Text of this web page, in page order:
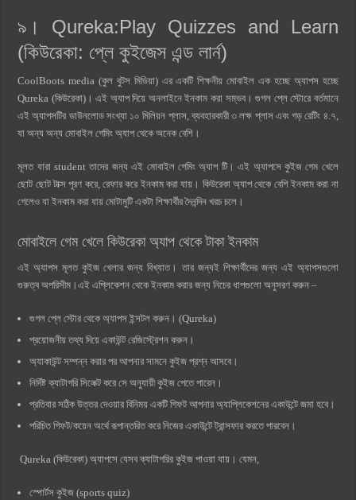
৯। Qureka:Play Quizzes and Learn
(কিউরেকা: প্লে কুইজেস এন্ড লার্ন)
CoolBoots media (কুল বুটস মিডিয়া) এর একটি শিক্ষনীয় মোবাইল এক হচ্ছে অ্যাপস হচ্ছে
Qureka (কিউরেকা)। এই অ্যাপ দিয়ে অনলাইনে ইনকাম করা সম্ভব। গুগল প্লে স্টোরে বর্তমানে
এই অ্যাপসটির ডাউনলোড সংখ্যা ১০ মিলিয়ন প্লাস, ব্যবহারকারী ৩ লক্ষ প্লাস এবং গড় রেটিং ৪.৭,
যা অন্য অন্য মোবাইল গেমিং অ্যাপ থেকে অনেক বেশি।
মূলত যারা student তাদের জন্য এই মোবাইল গেমিং অ্যাপ টি। এই অ্যাপসে কুইজ গেম খেলে
ছোট ছোট টাক্স পূরণ করে, রেফার করে ইনকাম করা যায়। কিউরেকা অ্যাপ থেকে বেশি ইনকাম করা না
গেলেও যা ইনকাম করা যায় মোটামুটি একটা শিক্ষার্থীর দৈনন্দিন খরচ চলে।
মোবাইলে গেম খেলে কিউরেকা অ্যাপ থেকে টাকা ইনকাম
এই অ্যাপস মূলত কুইজ খেলার জন্য বিখ্যাত। তার জন্যই শিক্ষার্থীদের জন্য এই অ্যাপসগুলো
গুরুত্ব অপরিসীম।এই এপ্লিকেশন থেকে ইনকাম করার জন্য নিচের ধাপগুলো অনুসরণ করুন –
গুগল প্লে স্টোর থেকে অ্যাপস ইন্সটল করুন। (Qureka)
প্রয়োজনীয় তথ্য দিয়ে একাউন্ট রেজিস্ট্রেশন করুন।
অ্যাকাউন্ট সম্পন্ন করার পর আপনার সামনে কুইজ প্রশ্ন আসবে।
নির্দিষ্ট ক্যাটাগরি সিলেক্ট করে সে অনুযায়ী কুইজ পেতে পারেন।
প্রতিবার সঠিক উত্তর দেওয়ার বিনিময় একটি গিফট আপনার অ্যাপ্লিকেশনের একাউন্টে জমা হবে।
পরিচিত গিফট/কয়েন অর্থে রূপান্তরিত করে নিজের একাউন্টে ট্রান্সফার করতে পারবেন।
Qureka (কিউরেকা) অ্যাপসে যেসব ক্যাটাগরির কুইজ পাওয়া যায়। যেমন,
স্পোর্টস কুইজ (sports quiz)